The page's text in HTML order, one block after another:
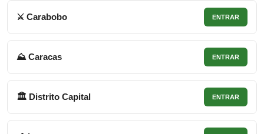
⚔ Carabobo ENTRAR
⛰ Caracas ENTRAR
🏛 Distrito Capital ENTRAR